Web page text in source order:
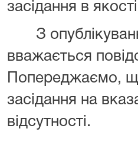
засідання в
З
вважається
Попереджаємо,
засідання на
відсутності.